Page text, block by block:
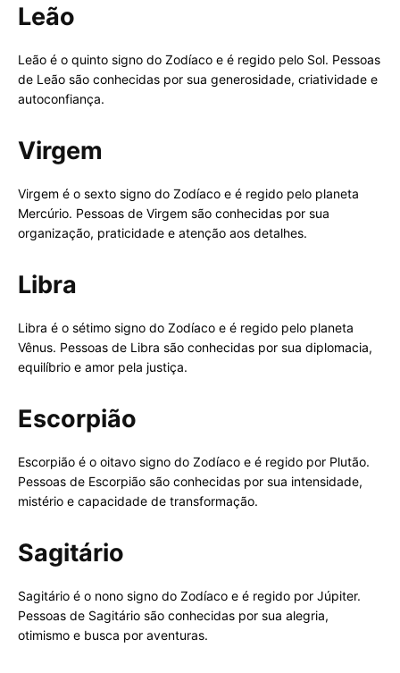
Leão
Leão é o quinto signo do Zodíaco e é regido pelo Sol. Pessoas
de Leão são conhecidas por sua generosidade, criatividade e
autoconfiança.
Virgem
Virgem é o sexto signo do Zodíaco e é regido pelo planeta
Mercúrio. Pessoas de Virgem são conhecidas por sua
organização, praticidade e atenção aos detalhes.
Libra
Libra é o sétimo signo do Zodíaco e é regido pelo planeta
Vênus. Pessoas de Libra são conhecidas por sua diplomacia,
equilíbrio e amor pela justiça.
Escorpião
Escorpião é o oitavo signo do Zodíaco e é regido por Plutão.
Pessoas de Escorpião são conhecidas por sua intensidade,
mistério e capacidade de transformação.
Sagitário
Sagitário é o nono signo do Zodíaco e é regido por Júpiter.
Pessoas de Sagitário são conhecidas por sua alegria,
otimismo e busca por aventuras.